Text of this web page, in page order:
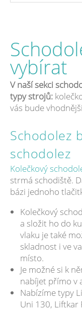
vybírat
V naší sekci
typy strojů:
vás bude
Schodolez
schodolez
Kolečkový
strmá schodiště.
bázi jednoho
Kolečkový
a složit ho do
vlaku je také
skladnost i ve
místo.
Je možné si k
nabíjet přímo v
Nabízíme typy
Uni 130, Liftkar